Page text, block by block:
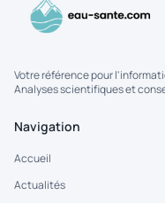
Votre référence pour
Analyses scientifiques et
Navigation
Accueil
Actualités